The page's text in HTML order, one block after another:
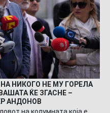
НИКОГО НЕ МУ ГОРЕЛА
ЌЕ ЗГАСНЕ –
АНДОНОВ
на колумната која е